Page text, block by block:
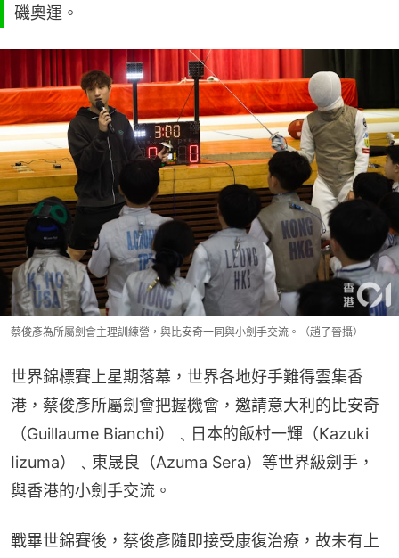
磯奧運。
蔡俊彥為所屬劍會主理訓練營，與比安奇一同與小劍手交流。（趙子晉攝）
世界錦標賽上星期落幕，世界各地好手難得雲集香
港，蔡俊彥所屬劍會把握機會，邀請意大利的比安奇
（Guillaume Bianchi）﹑日本的飯村一輝（Kazuki
Iizuma）﹑東晟良（Azuma Sera）等世界級劍手，
與香港的小劍手交流。
戰畢世錦賽後，蔡俊彥隨即接受康復治療，故未有上